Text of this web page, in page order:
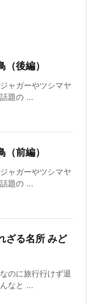
後編）
ャガーやツシマヤ
題の ...
前編）
ャガーやツシマヤ
題の ...
ざる名所 みど
のに旅行行けず退
なと ...